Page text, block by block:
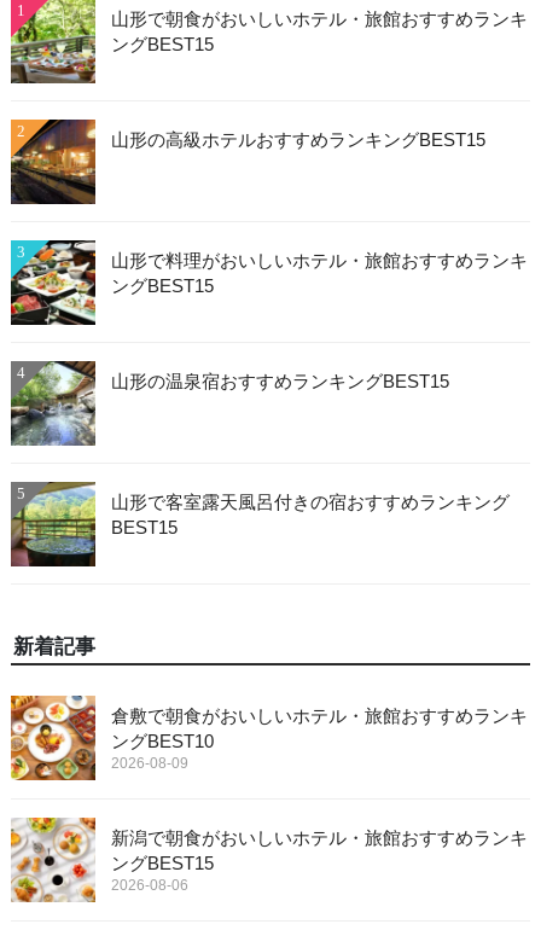
1
山形で朝食がおいしいホテル・旅館おすすめランキ
ングBEST15
2 山形の高級ホテルおすすめランキングBEST15
3
山形で料理がおいしいホテル・旅館おすすめランキ
ングBEST15
4 山形の温泉宿おすすめランキングBEST15
5
山形で客室露天風呂付きの宿おすすめランキング
BEST15
新着記事
倉敷で朝食がおいしいホテル・旅館おすすめランキ
ングBEST10
2026-08-09
新潟で朝食がおいしいホテル・旅館おすすめランキ
ングBEST15
2026-08-06